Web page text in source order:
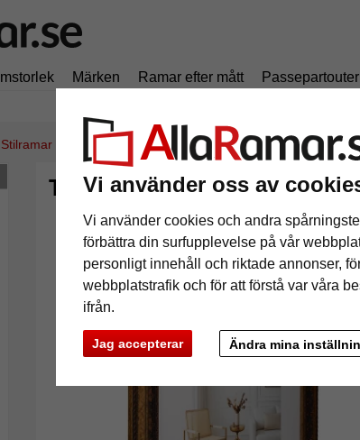
Vi använder oss av
Vi använder cookies och andra
förbättra din surfupplevelse på vår
personligt innehåll och riktade annonser,
webbplatstrafik och för att förstå var våra
ifrån.
Jag accepterar Ändra mina
Märken Ramar efter mått Passepartouter
Träram Assop måttbeställd
Träram Assop måttbeställd